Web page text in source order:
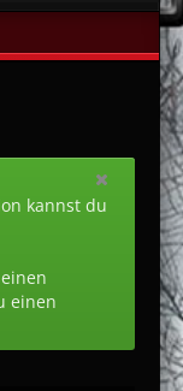
kannst du
einen